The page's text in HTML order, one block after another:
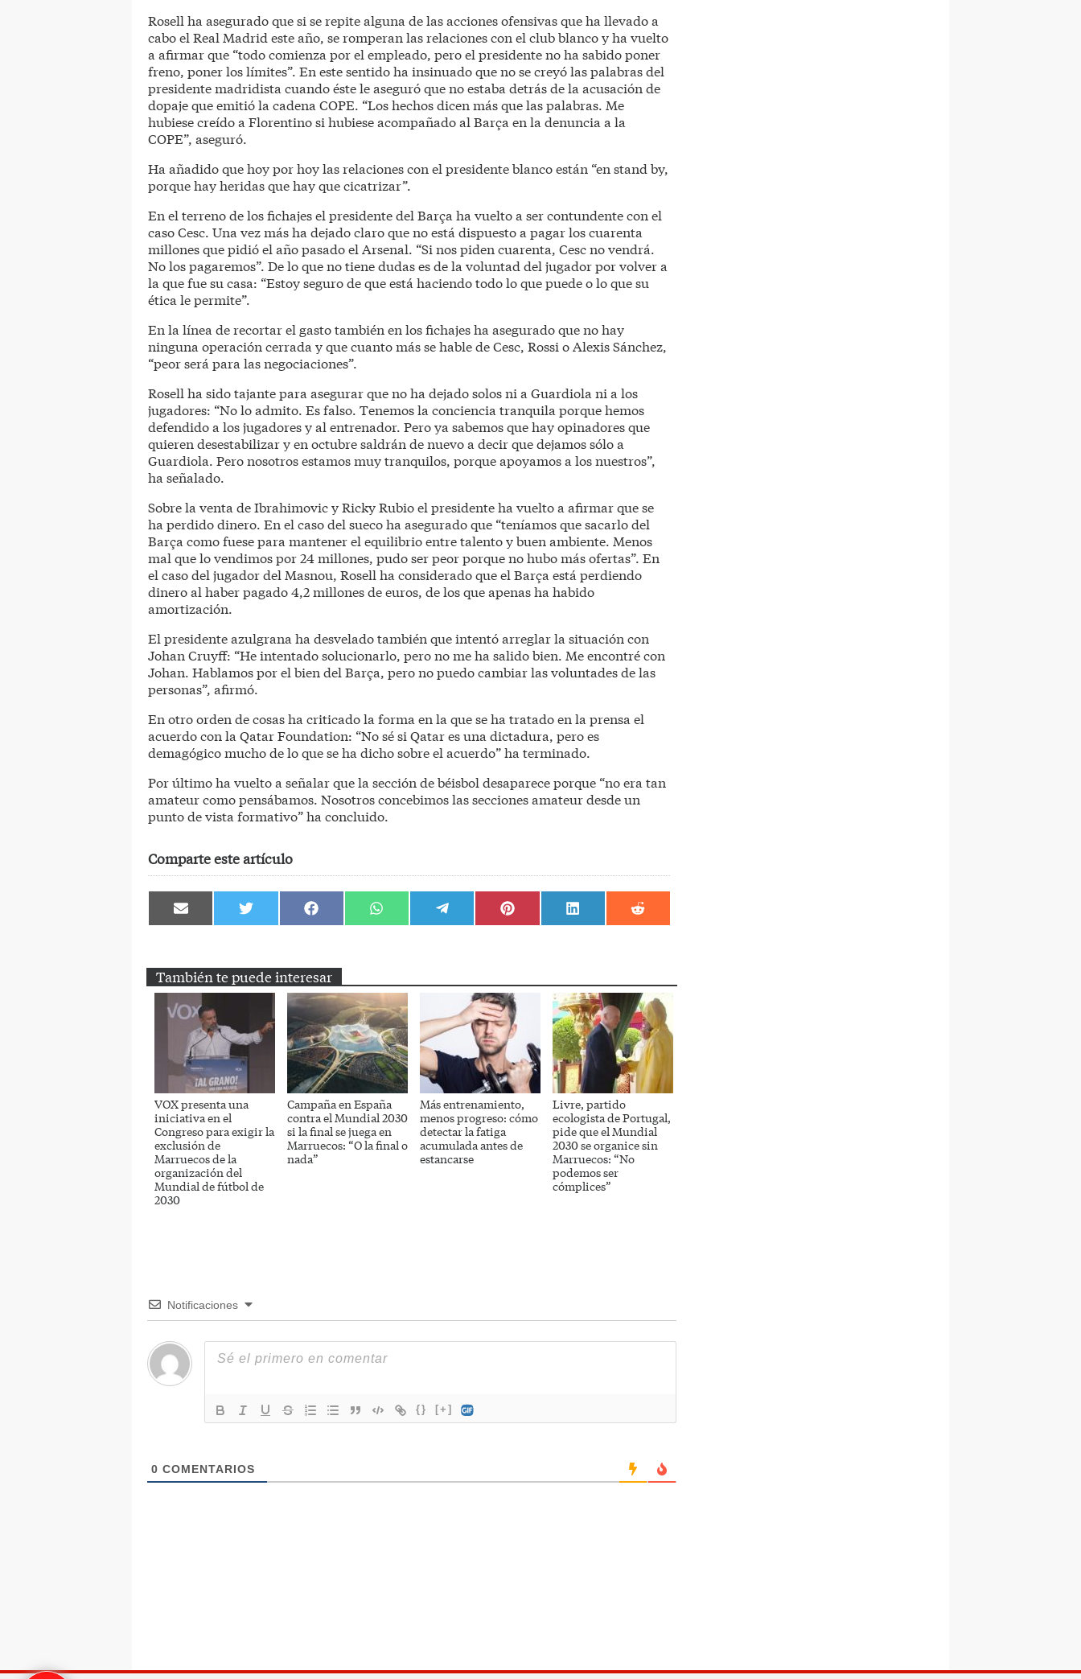
Rosell ha asegurado que si se repite alguna de las acciones ofensivas que ha llevado a
cabo el Real Madrid este año, se romperan las relaciones con el club blanco y ha vuelto
a afirmar que “todo comienza por el empleado, pero el presidente no ha sabido poner
freno, poner los límites”. En este sentido ha insinuado que no se creyó las palabras del
presidente madridista cuando éste le aseguró que no estaba detrás de la acusación de
dopaje que emitió la cadena COPE. “Los hechos dicen más que las palabras. Me
hubiese creído a Florentino si hubiese acompañado al Barça en la denuncia a la
COPE”, aseguró.
Ha añadido que hoy por hoy las relaciones con el presidente blanco están “en stand by,
porque hay heridas que hay que cicatrizar”.
En el terreno de los fichajes el presidente del Barça ha vuelto a ser contundente con el
caso Cesc. Una vez más ha dejado claro que no está dispuesto a pagar los cuarenta
millones que pidió el año pasado el Arsenal. “Si nos piden cuarenta, Cesc no vendrá.
No los pagaremos”. De lo que no tiene dudas es de la voluntad del jugador por volver a
la que fue su casa: “Estoy seguro de que está haciendo todo lo que puede o lo que su
ética le permite”.
En la línea de recortar el gasto también en los fichajes ha asegurado que no hay
ninguna operación cerrada y que cuanto más se hable de Cesc, Rossi o Alexis Sánchez,
“peor será para las negociaciones”.
Rosell ha sido tajante para asegurar que no ha dejado solos ni a Guardiola ni a los
jugadores: “No lo admito. Es falso. Tenemos la conciencia tranquila porque hemos
defendido a los jugadores y al entrenador. Pero ya sabemos que hay opinadores que
quieren desestabilizar y en octubre saldrán de nuevo a decir que dejamos sólo a
Guardiola. Pero nosotros estamos muy tranquilos, porque apoyamos a los nuestros”,
ha señalado.
Sobre la venta de Ibrahimovic y Ricky Rubio el presidente ha vuelto a afirmar que se
ha perdido dinero. En el caso del sueco ha asegurado que “teníamos que sacarlo del
Barça como fuese para mantener el equilibrio entre talento y buen ambiente. Menos
mal que lo vendimos por 24 millones, pudo ser peor porque no hubo más ofertas”. En
el caso del jugador del Masnou, Rosell ha considerado que el Barça está perdiendo
dinero al haber pagado 4,2 millones de euros, de los que apenas ha habido
amortización.
El presidente azulgrana ha desvelado también que intentó arreglar la situación con
Johan Cruyff: “He intentado solucionarlo, pero no me ha salido bien. Me encontré con
Johan. Hablamos por el bien del Barça, pero no puedo cambiar las voluntades de las
personas”, afirmó.
En otro orden de cosas ha criticado la forma en la que se ha tratado en la prensa el
acuerdo con la Qatar Foundation: “No sé si Qatar es una dictadura, pero es
demagógico mucho de lo que se ha dicho sobre el acuerdo” ha terminado.
Por último ha vuelto a señalar que la sección de béisbol desaparece porque “no era tan
amateur como pensábamos. Nosotros concebimos las secciones amateur desde un
punto de vista formativo” ha concluido.
Comparte este artículo
Compartir
en
Compartir
en
Compartir
en
Compartir
en
Compartir
en
Compartir
en
Compartir
en
Compartir
en
También te puede interesar
VOX presenta una
iniciativa en el
Congreso para exigir la
exclusión de
Marruecos de la
organización del
Mundial de fútbol de
2030
Campaña en España
contra el Mundial 2030
si la final se juega en
Marruecos: “O la final o
nada”
Más entrenamiento,
menos progreso: cómo
detectar la fatiga
acumulada antes de
estancarse
Livre, partido
ecologista de Portugal,
pide que el Mundial
2030 se organice sin
Marruecos: “No
podemos ser
cómplices”
Notificaciones
{} [+]
0 COMENTARIOS